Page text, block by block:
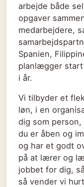
arbejde både
opgaver
medarbejdere,
Spanien,
planlægger start
i år.
Vi tilbyder et
løn, i en
dig som
du er åben og
og har et godt
på at lærer og
jobbet for dig,
så vender vi